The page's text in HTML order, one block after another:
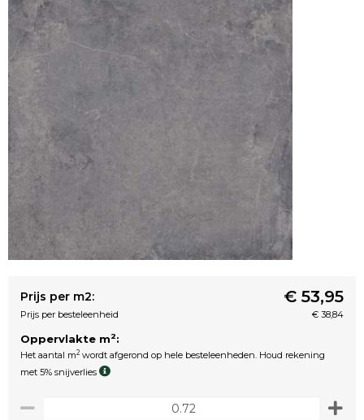
Prijs per m2: € 53,95
Prijs per besteleenheid € 38,84
Oppervlakte m2:
Het aantal m2 wordt afgerond op hele besteleenheden. Houd rekening
met 5% snijverlies